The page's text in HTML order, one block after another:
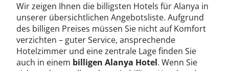
Wir zeigen Ihnen die billigsten Hotels für Alanya in
unserer übersichtlichen Angebotsliste. Aufgrund
des billigen Preises müssen Sie nicht auf Komfort
verzichten – guter Service, ansprechende
Hotelzimmer und eine zentrale Lage finden Sie
auch in einem billigen Alanya Hotel. Wenn Sie